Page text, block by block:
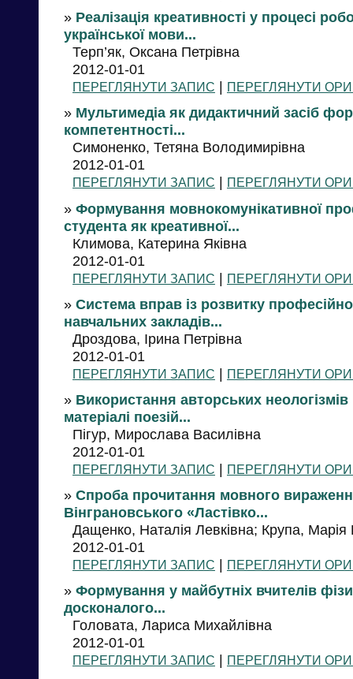
» Реалізація креативності у процесі
української мови...
Терп’як, Оксана Петрівна
2012-01-01
ПЕРЕГЛЯНУТИ ЗАПИС | ПЕРЕГЛЯНУТИ
» Мультимедіа як дидактичний засіб
компетентності...
Симоненко, Тетяна Володимирівна
2012-01-01
ПЕРЕГЛЯНУТИ ЗАПИС | ПЕРЕГЛЯНУТИ
» Формування мовнокомунікативної
студента як креативної...
Климова, Катерина Яківна
2012-01-01
ПЕРЕГЛЯНУТИ ЗАПИС | ПЕРЕГЛЯНУТИ
» Система вправ із розвитку
навчальних закладів...
Дроздова, Ірина Петрівна
2012-01-01
ПЕРЕГЛЯНУТИ ЗАПИС | ПЕРЕГЛЯНУТИ
» Використання авторських
матеріалі поезій...
Пігур, Мирослава Василівна
2012-01-01
ПЕРЕГЛЯНУТИ ЗАПИС | ПЕРЕГЛЯНУТИ
» Спроба прочитання мовного
Вінграновського «Ластівко...
Дащенко, Наталія Левківна; Крупа, Марія
2012-01-01
ПЕРЕГЛЯНУТИ ЗАПИС | ПЕРЕГЛЯНУТИ
» Формування у майбутніх вчителів
досконалого...
Головата, Лариса Михайлівна
2012-01-01
ПЕРЕГЛЯНУТИ ЗАПИС | ПЕРЕГЛЯНУТИ